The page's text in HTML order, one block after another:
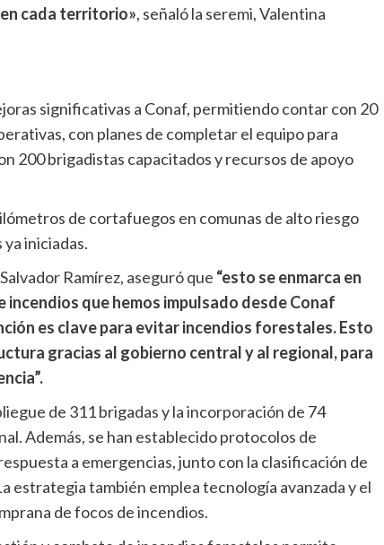
cada territorio», señaló la seremi, Valentina
significativas a Conaf, permitiendo contar con 20
con planes de completar el equipo para
200 brigadistas capacitados y recursos de apoyo
de cortafuegos en comunas de alto riesgo
ya iniciadas.
Ramírez, aseguró que “esto se enmarca en
que hemos impulsado desde Conaf
es clave para evitar incendios forestales. Esto
gracias al gobierno central y al regional, para
de 311 brigadas y la incorporación de 74
Además, se han establecido protocolos de
a emergencias, junto con la clasificación de
estrategia también emplea tecnología avanzada y el
de focos de incendios.